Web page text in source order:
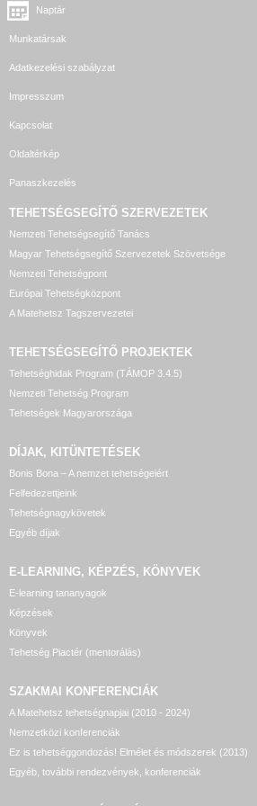
Naptár
Munkatársak
Adatkezelési szabályzat
Impresszum
Kapcsolat
Oldaltérkép
Panaszkezelés
TEHETSÉGSEGÍTŐ SZERVEZETEK
Nemzeti Tehetségsegítő Tanács
Magyar Tehetségsegítő Szervezetek Szövetsége
Nemzeti Tehetségpont
Európai Tehetségközpont
A Matehetsz Tagszervezetei
TEHETSÉGSEGÍTŐ PROJEKTEK
Tehetséghidak Program (TÁMOP 3.4.5)
Nemzeti Tehetség Program
Tehetségek Magyarországa
DÍJAK, KITÜNTETÉSEK
Bonis Bona – A nemzet tehetségeiért
Felfedezettjeink
Tehetségnagykövetek
Egyéb díjak
E-LEARNING, KÉPZÉS, KÖNYVEK
E-learning tananyagok
Képzések
Könyvek
Tehetség Piactér (mentorálás)
SZAKMAI KONFERENCIÁK
A Matehetsz tehetségnapjai (2010 - 2024)
Nemzetközi konferenciák
Ez is tehetséggondozás! Elmélet és módszerek (2013)
Egyéb, további rendezvények, konferenciák